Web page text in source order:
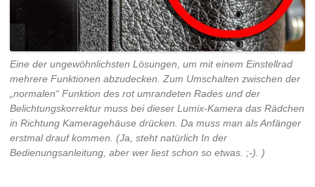
Eine der ungewöhnlichsten Lösungen, um mit einem Einstellrad
mehrere Funktionen abzudecken. Zum Umschalten zwischen der
„normalen“ Funktion des rot umrandeten Rades und der
Belichtungskorrektur muss bei dieser Lumix-Kamera das Rädchen
in Richtung Kameragehäuse drücken. Da muss man als Anfänger
erstmal drauf kommen. (Ja, steht natürlich In der
Bedienungsanleitung, aber wer liest schon so etwas. ;-). )